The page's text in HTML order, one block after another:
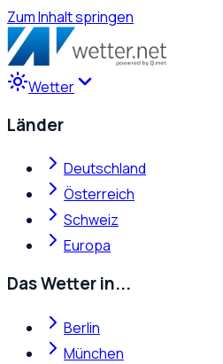
Zum Inhalt springen
Wetter
Länder
Deutschland
Österreich
Schweiz
Europa
Das Wetter in...
Berlin
München